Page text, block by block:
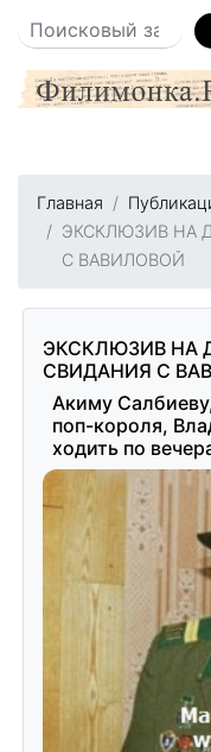
Главная
ЭКСКЛЮЗИВ НА
С ВАВИЛОВОЙ
ЭКСКЛЮЗИВ НА
СВИДАНИЯ С
Акиму
поп-короля,
ходить по